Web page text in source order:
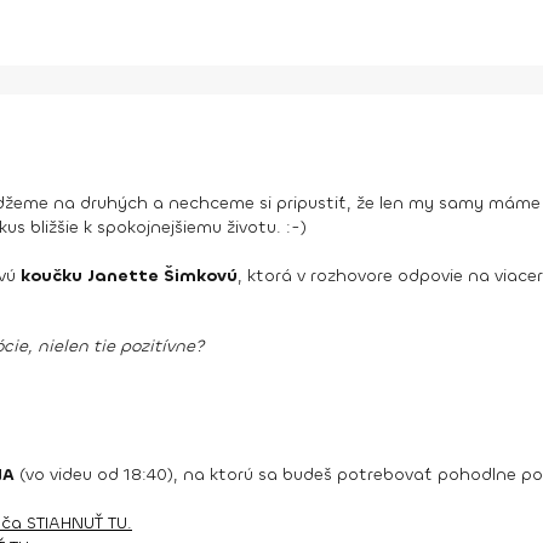
na druhých a nechceme si pripustiť, že len my samy
bližšie k spokojnejšiemu životu. :-)
koučku Janette Šimkovú, ktorá v rozhovore odpovie na
nielen tie pozitívne?
(vo videu od 18:40), na ktorú sa budeš potrebovať pohodlne
STIAHNUŤ TU.